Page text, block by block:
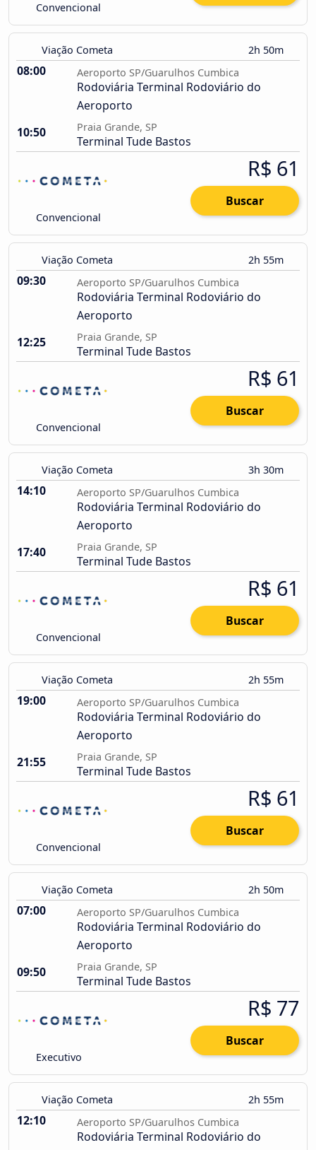
Convencional
Viação Cometa 2h 50m
08:00 Aeroporto SP/Guarulhos Cumbica
Rodoviária Terminal Rodoviário do
Aeroporto
10:50
Praia Grande, SP
Terminal Tude Bastos
Convencional
R$ 61
Buscar
Viação Cometa 2h 55m
09:30 Aeroporto SP/Guarulhos Cumbica
Rodoviária Terminal Rodoviário do
Aeroporto
12:25
Praia Grande, SP
Terminal Tude Bastos
Convencional
R$ 61
Buscar
Viação Cometa 3h 30m
14:10 Aeroporto SP/Guarulhos Cumbica
Rodoviária Terminal Rodoviário do
Aeroporto
17:40
Praia Grande, SP
Terminal Tude Bastos
Convencional
R$ 61
Buscar
Viação Cometa 2h 55m
19:00 Aeroporto SP/Guarulhos Cumbica
Rodoviária Terminal Rodoviário do
Aeroporto
21:55
Praia Grande, SP
Terminal Tude Bastos
Convencional
R$ 61
Buscar
Viação Cometa 2h 50m
07:00 Aeroporto SP/Guarulhos Cumbica
Rodoviária Terminal Rodoviário do
Aeroporto
09:50
Praia Grande, SP
Terminal Tude Bastos
Executivo
R$ 77
Buscar
Viação Cometa 2h 55m
12:10 Aeroporto SP/Guarulhos Cumbica
Rodoviária Terminal Rodoviário do